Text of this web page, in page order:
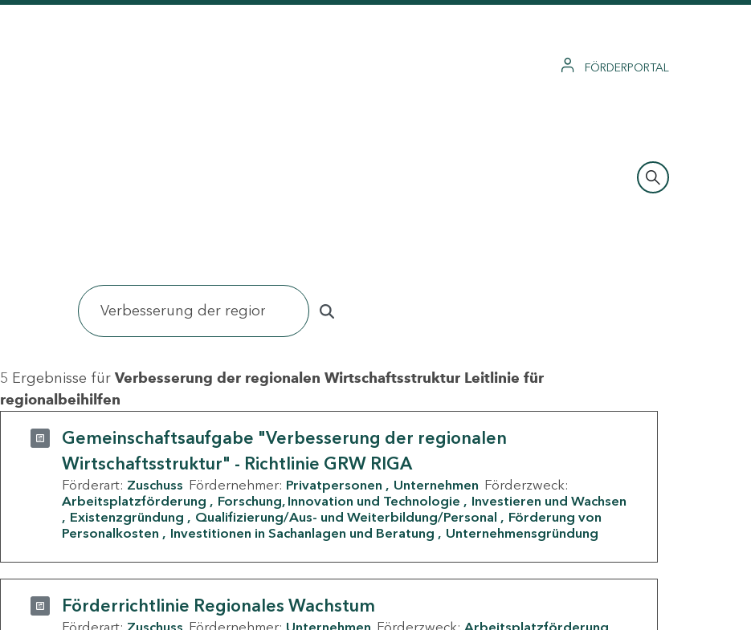
FÖRDERPORTAL
5 Ergebnisse für Verbesserung der regionalen Wirtschaftsstruktur Leitlinie für
regionalbeihilfen
Gemeinschaftsaufgabe "Verbesserung der regionalen
Wirtschaftsstruktur" - Richtlinie GRW RIGA
Förderart: Zuschuss Fördernehmer: Privatpersonen Unternehmen Förderzweck:
Arbeitsplatzförderung
Forschung, Innovation und Technologie
Investieren und Wachsen
Existenzgründung
Qualifizierung/Aus- und Weiterbildung/Personal
Förderung von
Personalkosten
Investitionen in Sachanlagen und Beratung Unternehmensgründung
Förderrichtlinie Regionales Wachstum